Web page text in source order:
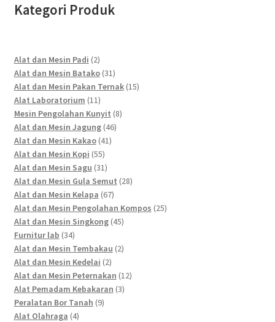
Kategori Produk
Alat dan Mesin Padi 22
products
Alat dan Mesin Batako 3131
products
Alat dan Mesin Pakan Ternak 1515
Alat Laboratorium 1111
products
Mesin Pengolahan Kunyit 88
Alat dan Mesin Jagung 4646
Alat dan Mesin Kakao 4141
Alat dan Mesin Kopi 5555
products
Alat dan Mesin Sagu 3131
products
Alat dan Mesin Gula Semut 2828
Alat dan Mesin Kelapa 6767
products
Alat dan Mesin Pengolahan Kompos 2525
Alat dan Mesin Singkong 4545
Furnitur lab 3434
products
Alat dan Mesin Tembakau 22
Alat dan Mesin Kedelai 22
products
Alat dan Mesin Peternakan 1212
Alat Pemadam Kebakaran 33
Peralatan Bor Tanah 99
Alat Olahraga 44